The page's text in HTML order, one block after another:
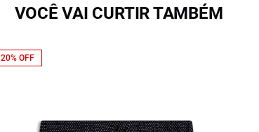
VOCÊ VAI CURTIR TAMBÉM
20% OFF